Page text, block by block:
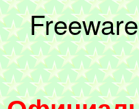
Freeware